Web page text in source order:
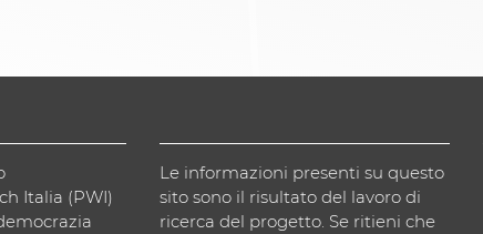
Italia (PWI)
Le informazioni presenti su questo
sito sono il risultato del lavoro di
ricerca del progetto. Se ritieni che